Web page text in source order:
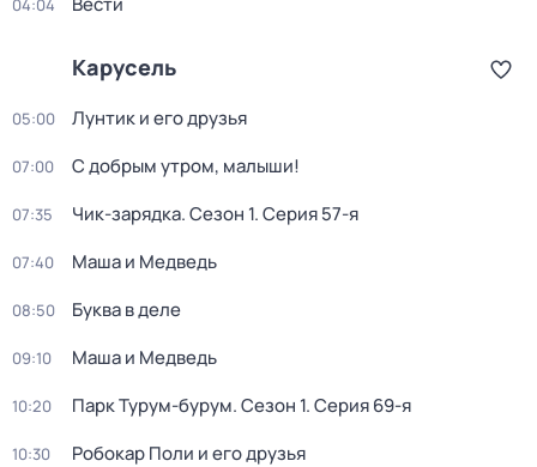
04:04
Карусель
05:00 Лунтик и его друзья
07:00 С добрым утром, малыши!
07:35 Чик-зарядка. Сезон 1. Серия 57-я
07:40 Маша и Медведь
08:50 Буква в деле
09:10 Маша и Медведь
10:20 Парк Турум-бурум. Сезон 1. Серия 69-я
10:30 Робокар Поли и его друзья